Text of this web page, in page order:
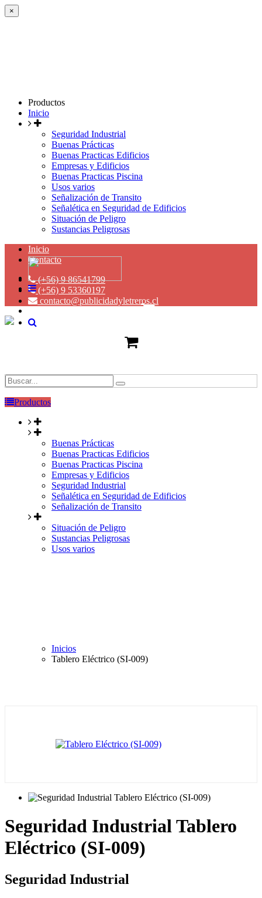
×
Productos
Inicio
Seguridad Industrial
Buenas Prácticas
Buenas Practicas Edificios
Empresas y Edificios
Buenas Practicas Piscina
Usos varios
Señalización de Transito
Señalética en Seguridad de Edificios
Situación de Peligro
Sustancias Peligrosas
Inicio
Contacto
(+56) 9 86541799
(+56) 9 53360197
contacto@publicidadyletreros.cl
Productos
Buenas Prácticas
Buenas Practicas Edificios
Buenas Practicas Piscina
Empresas y Edificios
Seguridad Industrial
Señalética en Seguridad de Edificios
Señalización de Transito
Situación de Peligro
Sustancias Peligrosas
Usos varios
Inicios
Tablero Eléctrico (SI-009)
Seguridad Industrial Tablero
Eléctrico (SI-009)
Seguridad Industrial